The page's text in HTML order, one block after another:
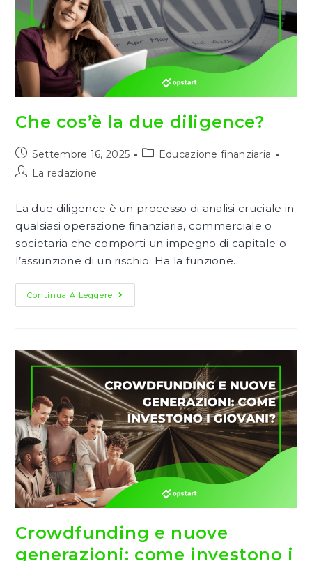
Che cos’è la due diligence?
Articolo
pubblicato:
Settembre 16, 2025
Categoria
Educazione finanziaria
AutoreLa redazione
La due diligence è un processo di analisi cruciale in
qualsiasi operazione finanziaria, commerciale o
societaria che comporti un impegno di capitale o
l’assunzione di un rischio. Ha la funzione…
Continua A Leggere Che
Cos’è
Crowdfunding e nuove
generazioni: come investono i